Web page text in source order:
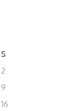
S
2
9
16